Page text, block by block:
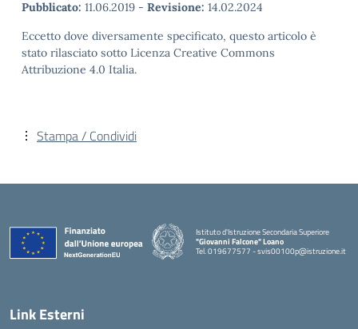
Pubblicato: 11.06.2019 - Revisione: 14.02.2024
Eccetto dove diversamente specificato, questo articolo è
stato rilasciato sotto Licenza Creative Commons
Attribuzione 4.0 Italia.
Stampa / Condividi
Istituto d'Istruzione Secondaria Superiore
"Giovanni Falcone" Loano
Tel. 019677577 - svis00100p@istruzione.it
— Visita la pagina iniziale della scuola
Link Esterni